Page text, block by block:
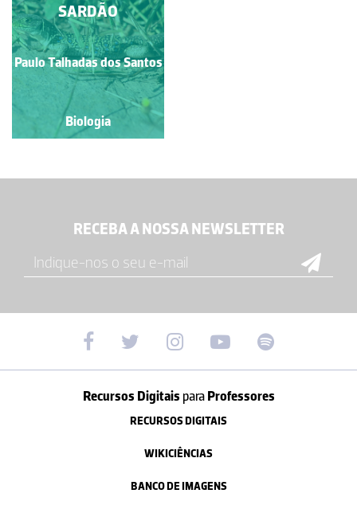
LICRANÇO OU COBRA-
DE-VIDRO
Paulo Talhadas dos Santos
Biologia
SARDÃO
Paulo Talhadas dos Santos
Biologia
RECEBA A NOSSA NEWSLETTER
Recursos Digitais paraProfessores
RECURSOS DIGITAIS
WIKICIÊNCIAS
BANCO DE IMAGENS